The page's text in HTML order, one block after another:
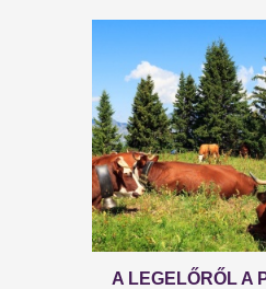
ELŐZD MEG
KIHAT AZ
A tonhal májában
megoldást